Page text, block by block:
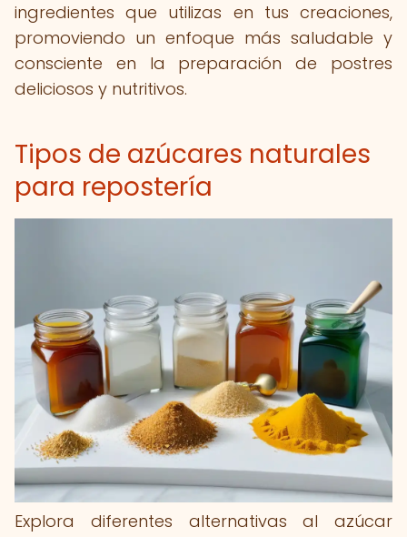
ingredientes que utilizas en tus creaciones,
promoviendo un enfoque más saludable y
consciente en la preparación de postres
deliciosos y nutritivos.
Tipos de azúcares naturales
para repostería
Explora diferentes alternativas al azúcar